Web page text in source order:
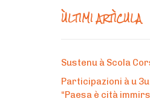
ÙLTIMI ARTÌCULA
Sustenu à Scola
Participazioni à u
“Paesa è cità